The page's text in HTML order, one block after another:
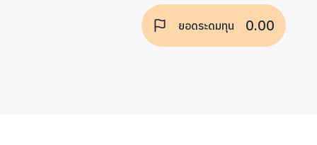
ยอดระดมทุน 0.00